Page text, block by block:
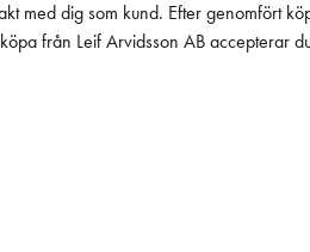
med dig som kund. Efter genomfört
från Leif Arvidsson AB accepterar